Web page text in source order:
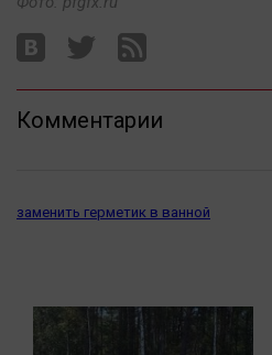
Медицина
Online-консультация
Комментарии
заменить герметик в ванной